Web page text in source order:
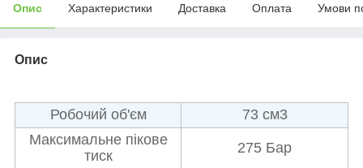
Опис Характеристики Доставка Оплата Умови
Опис
Робочий об'єм
73 см3
Максимальне пікове
тиск
275 Бар